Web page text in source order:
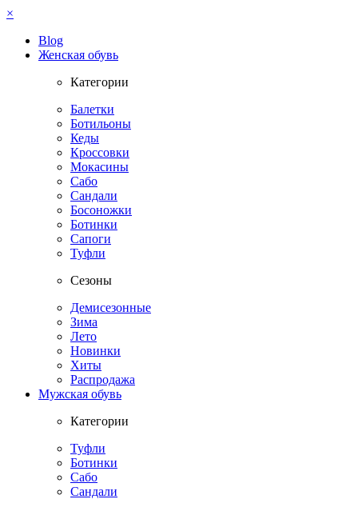
×
Blog
Женская обувь
Категории
Балетки
Ботильоны
Кеды
Кроссовки
Мокасины
Сабо
Сандали
Босоножки
Ботинки
Сапоги
Туфли
Сезоны
Демисезонные
Зима
Лето
Новинки
Хиты
Распродажа
Мужская обувь
Категории
Туфли
Ботинки
Сабо
Сандали